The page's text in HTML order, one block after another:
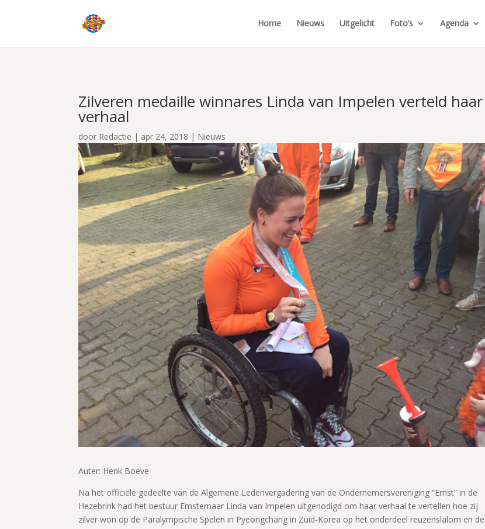
Home Nieuws Uitgelicht Foto’s Agenda
Zilveren medaille winnares Linda van Impelen verteld haar
verhaal
door Redactie | apr 24, 2018 | Nieuws
Auter: Henk Boeve
Na het officiële gedeelte van de Algemene Ledenvergadering van de Ondernemersvereniging “Emst” in de
Hezebrink had het bestuur Emsternaar Linda van Impelen uitgenodigd om haar verhaal te vertellen hoe zij
zilver won op de Paralympische Spelen in Pyeongchang in Zuid-Korea op het onderdeel reuzenslalom en de